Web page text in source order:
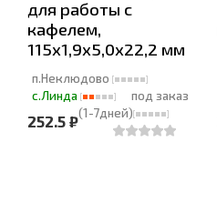
для работы с
кафелем,
115х1,9х5,0х22,2 мм
п.Неклюдово
с.Линда
под заказ
(1-7дней)
252.5 ₽